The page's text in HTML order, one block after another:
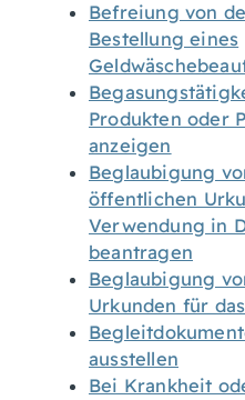
Befreiung von
Bestellung eines
Produkten oder
anzeigen
Beglaubigung
öffentlichen
Verwendung in
beantragen
Beglaubigung
Urkunden für
ausstellen
Bei Krankheit